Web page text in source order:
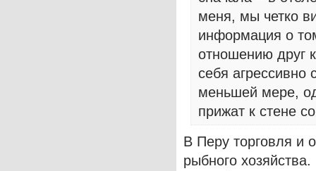
меня, мы четко
информация о
отношению друг
себя
меньшей мере,
прижат к стене
В Перу торговля и
рыбного